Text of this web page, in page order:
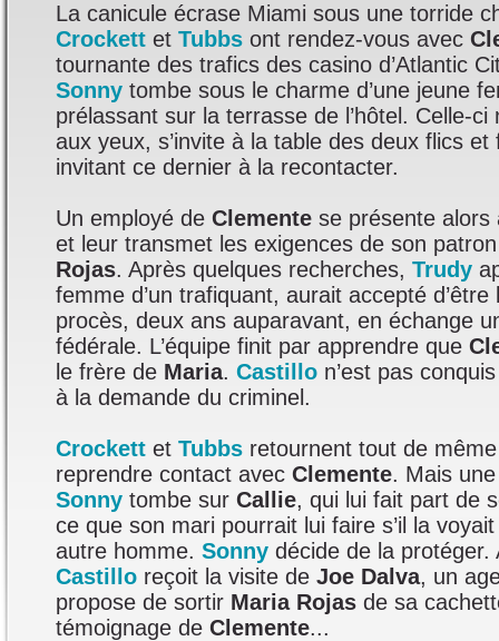
La canicule écrase Miami sous une torride
Crockett et Tubbs ont rendez-vous avec
tournante des trafics des casino d’Atlantic
Sonny tombe sous le charme d’une jeune
prélassant sur la terrasse de l’hôtel. Celle-ci
aux yeux, s’invite à la table des deux flics
invitant ce dernier à la recontacter.
Un employé de Clemente se présente alors
et leur transmet les exigences de son
Rojas. Après quelques recherches, Trudy
femme d’un trafiquant, aurait accepté d’être
procès, deux ans auparavant, en échange
fédérale. L’équipe finit par apprendre que
le frère de Maria. Castillo n’est pas
à la demande du criminel.
Crockett et Tubbs retournent tout de même
reprendre contact avec Clemente. Mais
Sonny tombe sur Callie, qui lui fait part de
ce que son mari pourrait lui faire s’il la
autre homme. Sonny décide de la protéger.
Castillo reçoit la visite de Joe Dalva, un
propose de sortir Maria Rojas de sa
témoignage de Clemente...